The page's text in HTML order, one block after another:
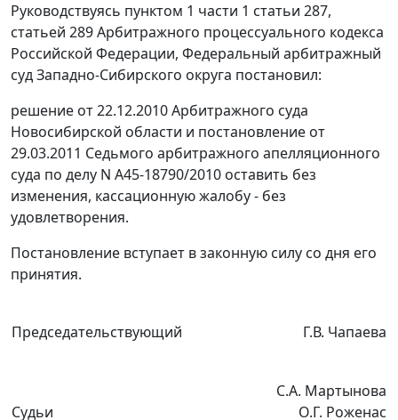
Руководствуясь пунктом 1 части 1 статьи 287,
статьей 289Арбитражного процессуального кодекса
Российской Федерации, Федеральный арбитражный
суд Западно-Сибирского округа постановил:
решение от 22.12.2010 Арбитражного суда
Новосибирской области и постановление от
29.03.2011 Седьмого арбитражного апелляционного
суда по делу N А45-18790/2010 оставить без
изменения, кассационную жалобу - без
удовлетворения.
Постановление вступает в законную силу со дня его
принятия.
Председательствующий Г.В. Чапаева
Судьи
С.А. Мартынова
О.Г. Роженас